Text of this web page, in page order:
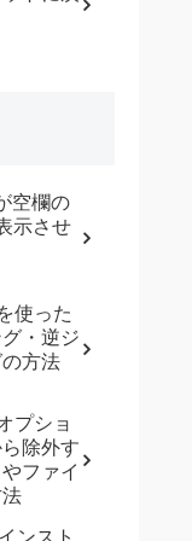
空欄の
示させ
使った
・逆ジ
方法
プショ
除外す
ファイ